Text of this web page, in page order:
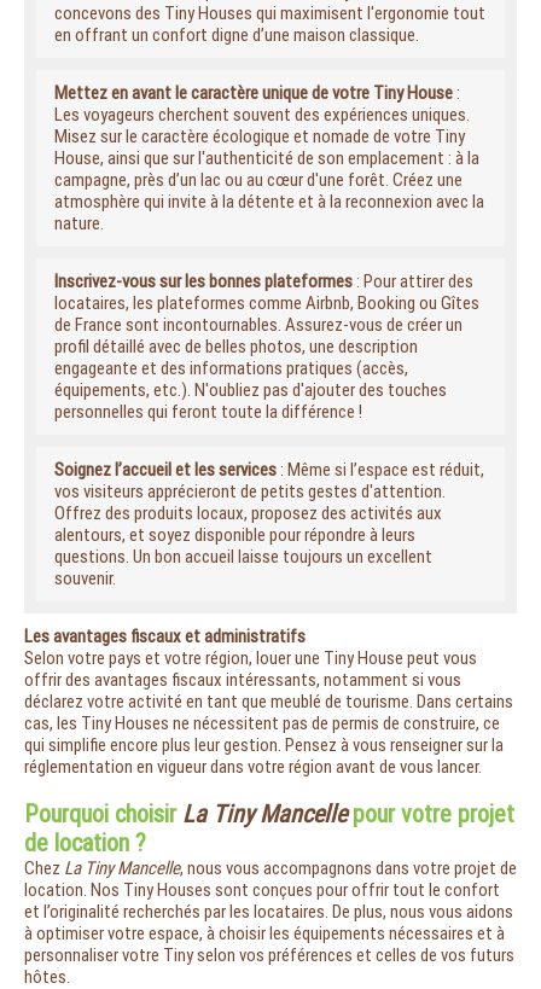
concevons des Tiny Houses qui maximisent l'ergonomie tout
en offrant un confort digne d’une maison classique.
Mettez en avant le caractère unique de votre Tiny House:
Les voyageurs cherchent souvent des expériences uniques.
Misez sur le caractère écologique et nomade de votre Tiny
House, ainsi que sur l'authenticité de son emplacement : à la
campagne, près d’un lac ou au cœur d'une forêt. Créez une
atmosphère qui invite à la détente et à la reconnexion avec la
nature.
Inscrivez-vous sur les bonnes plateformes: Pour attirer des
locataires, les plateformes comme Airbnb, Booking ou Gîtes
de France sont incontournables. Assurez-vous de créer un
profil détaillé avec de belles photos, une description
engageante et des informations pratiques (accès,
équipements, etc.). N'oubliez pas d'ajouter des touches
personnelles qui feront toute la différence !
Soignez l’accueil et les services: Même si l’espace est réduit,
vos visiteurs apprécieront de petits gestes d'attention.
Offrez des produits locaux, proposez des activités aux
alentours, et soyez disponible pour répondre à leurs
questions. Un bon accueil laisse toujours un excellent
souvenir.
Les avantages fiscaux et administratifs
Selon votre pays et votre région, louer une Tiny House peut vous
offrir des avantages fiscaux intéressants, notamment si vous
déclarez votre activité en tant que meublé de tourisme. Dans certains
cas, les Tiny Houses ne nécessitent pas de permis de construire, ce
qui simplifie encore plus leur gestion. Pensez à vous renseigner sur la
réglementation en vigueur dans votre région avant de vous lancer.
Pourquoi choisir La Tiny Mancellepour votre projet
de location ?
Chez La Tiny Mancelle, nous vous accompagnons dans votre projet de
location. Nos Tiny Houses sont conçues pour offrir tout le confort
et l’originalité recherchés par les locataires. De plus, nous vous aidons
à optimiser votre espace, à choisir les équipements nécessaires et à
personnaliser votre Tiny selon vos préférences et celles de vos futurs
hôtes.